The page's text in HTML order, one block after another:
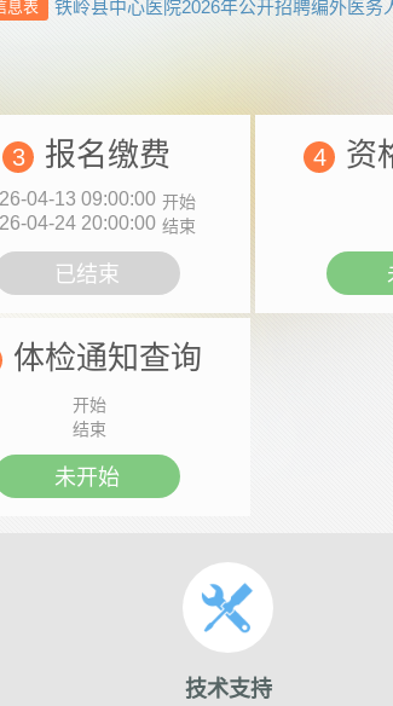
息表 铁岭县中心医院2026年公开招聘编外医务
3 报名缴费
04-13 09:00:00 开始
04-24 20:00:00 结束
已结束
4 资
体检通知查询
开始
结束
未开始
技术支持